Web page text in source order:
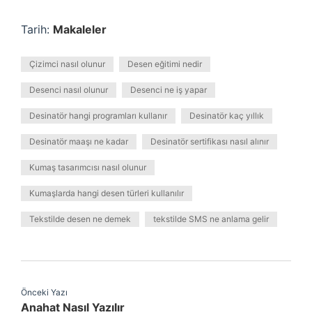
Tarih: Makaleler
Çizimci nasıl olunur Desen eğitimi nedir
Desenci nasıl olunur Desenci ne iş yapar
Desinatör hangi programları kullanır Desinatör kaç yıllık
Desinatör maaşı ne kadar Desinatör sertifikası nasıl alınır
Kumaş tasarımcısı nasıl olunur
Kumaşlarda hangi desen türleri kullanılır
Tekstilde desen ne demek tekstilde SMS ne anlama gelir
Önceki Yazı
Anahat Nasıl Yazılır